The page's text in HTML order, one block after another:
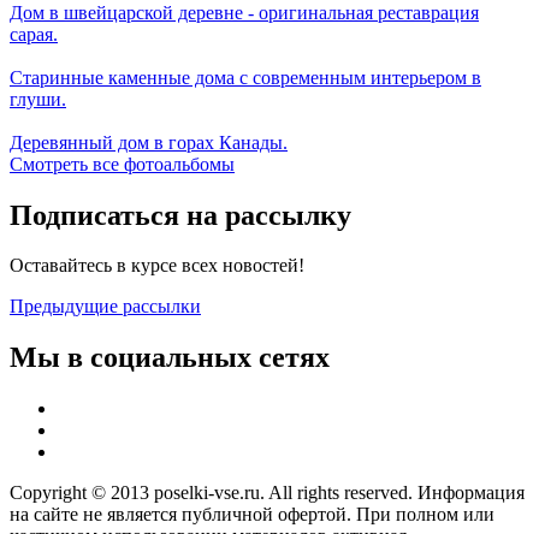
Дом в швейцарской деревне - оригинальная реставрация
сарая.
Старинные каменные дома с современным интерьером в
глуши.
Деревянный дом в горах Канады.
Смотреть все фотоальбомы
Подписаться на рассылку
Оставайтесь в курсе всех новостей!
Предыдущие рассылки
Мы в социальных сетях
Copyright © 2013 poselki-vse.ru. All rights reserved. Информация
на сайте не является публичной офертой. При полном или